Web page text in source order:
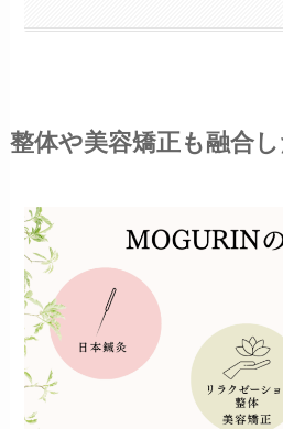
整体や美容矯正も融合